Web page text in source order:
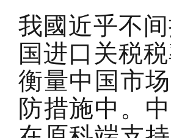
我國近乎不
国进口关税
衡量中国市
防措施中。